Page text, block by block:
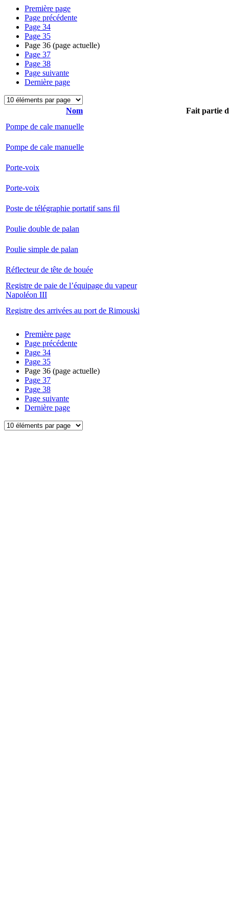
Première page
Page précédente
Page 34
Page 35
Page 36 (page actuelle)
Page 37
Page 38
Page suivante
Dernière page
Nom
Fait partie
Pompe de cale manuelle
Pompe de cale manuelle
Porte-voix
Porte-voix
Poste de télégraphie portatif sans fil
Poulie double de palan
Poulie simple de palan
Réflecteur de tête de bouée
Registre de paie de l’équipage du vapeur
Napoléon III
Registre des arrivées au port de Rimouski
Première page
Page précédente
Page 34
Page 35
Page 36 (page actuelle)
Page 37
Page 38
Page suivante
Dernière page